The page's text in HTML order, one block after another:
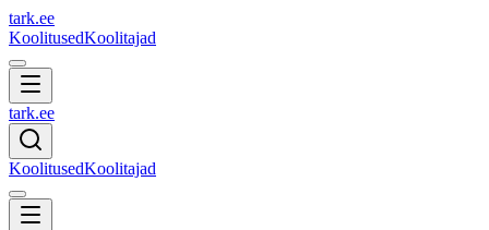
tark.ee
KoolitusedKoolitajad
tark.ee
KoolitusedKoolitajad